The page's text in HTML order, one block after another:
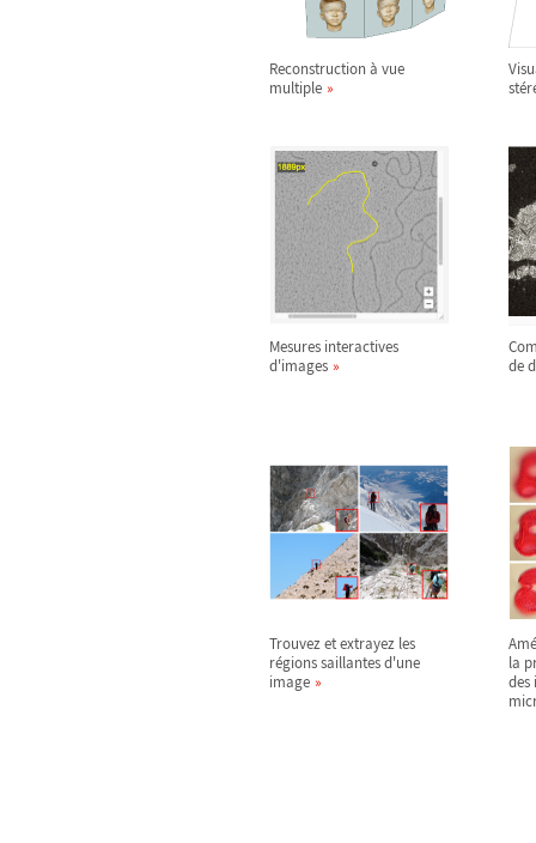
Reconstruction à vue
multiple
Mesures interactives
d'images
de
Trouvez et extrayez les
régions saillantes d'une
image
la
des